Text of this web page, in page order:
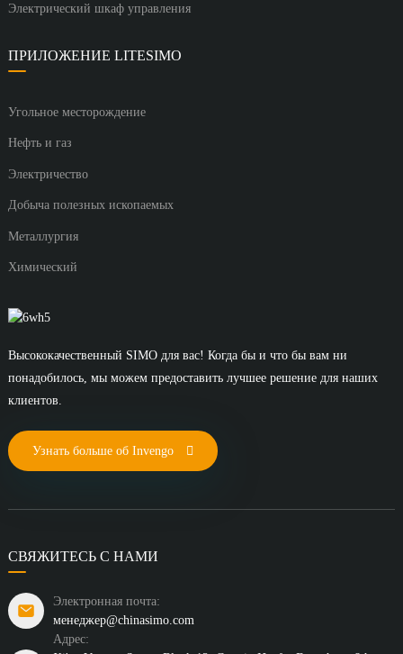
Электрический шкаф управления
ПРИЛОЖЕНИЕ LITESIMO
Угольное месторождение
Нефть и газ
Электричество
Добыча полезных ископаемых
Металлургия
Химический
Высококачественный SIMO для вас! Когда бы и что бы вам ни
понадобилось, мы можем предоставить лучшее решение для наших
клиентов.
Узнать больше об Invengo
СВЯЖИТЕСЬ С НАМИ
Электронная почта:
менеджер@chinasimo.com
Адрес: